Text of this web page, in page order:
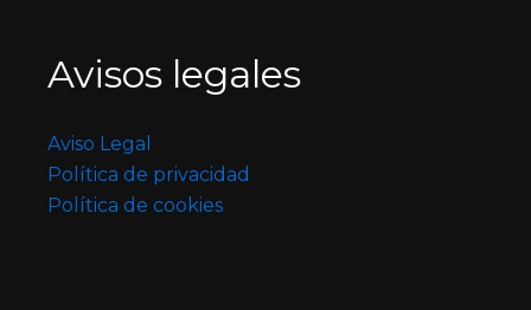
Avisos legales
Aviso Legal
Política de privacidad
Política de cookies